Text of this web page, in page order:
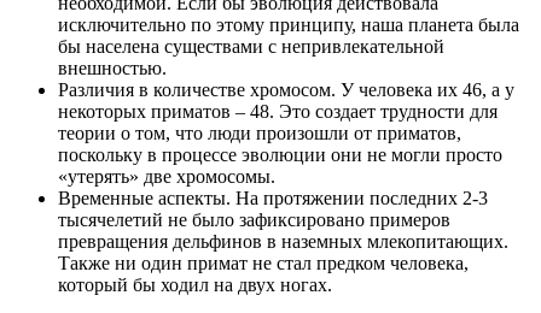
исключительно по этому принципу, наша планета была
бы населена существами с непривлекательной
внешностью.
Различия в количестве хромосом. У человека их 46, а у
некоторых приматов – 48. Это создает трудности для
теории о том, что люди произошли от приматов,
поскольку в процессе эволюции они не могли просто
«утерять» две хромосомы.
Временные аспекты. На протяжении последних 2-3
тысячелетий не было зафиксировано примеров
превращения дельфинов в наземных млекопитающих.
Также ни один примат не стал предком человека,
который бы ходил на двух ногах.